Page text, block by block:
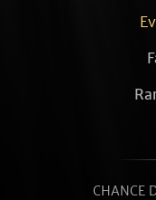
CHANCE